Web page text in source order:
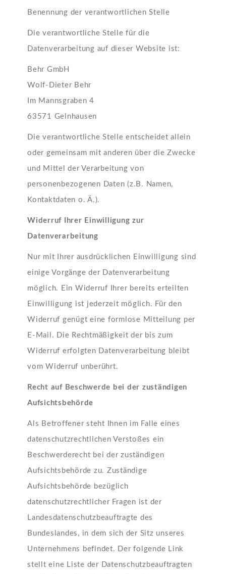
Benennung der verantwortlichen Stelle
Die verantwortliche Stelle für die
Datenverarbeitung auf dieser Website ist:
Behr GmbH
Wolf-Dieter Behr
Im Mannsgraben 4
63571 Gelnhausen
Die verantwortliche Stelle entscheidet allein
oder gemeinsam mit anderen über die Zwecke
und Mittel der Verarbeitung von
personenbezogenen Daten (z.B. Namen,
Kontaktdaten o. Ä.).
Widerruf Ihrer Einwilligung zur
Datenverarbeitung
Nur mit Ihrer ausdrücklichen Einwilligung sind
einige Vorgänge der Datenverarbeitung
möglich. Ein Widerruf Ihrer bereits erteilten
Einwilligung ist jederzeit möglich. Für den
Widerruf genügt eine formlose Mitteilung per
E-Mail. Die Rechtmäßigkeit der bis zum
Widerruf erfolgten Datenverarbeitung bleibt
vom Widerruf unberührt.
Recht auf Beschwerde bei der zuständigen
Aufsichtsbehörde
Als Betroffener steht Ihnen im Falle eines
datenschutzrechtlichen Verstoßes ein
Beschwerderecht bei der zuständigen
Aufsichtsbehörde zu. Zuständige
Aufsichtsbehörde bezüglich
datenschutzrechtlicher Fragen ist der
Landesdatenschutzbeauftragte des
Bundeslandes, in dem sich der Sitz unseres
Unternehmens befindet. Der folgende Link
stellt eine Liste der Datenschutzbeauftragten